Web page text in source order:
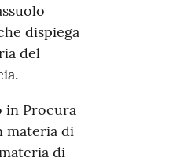
dispiega
del
in Procura
materia di
di